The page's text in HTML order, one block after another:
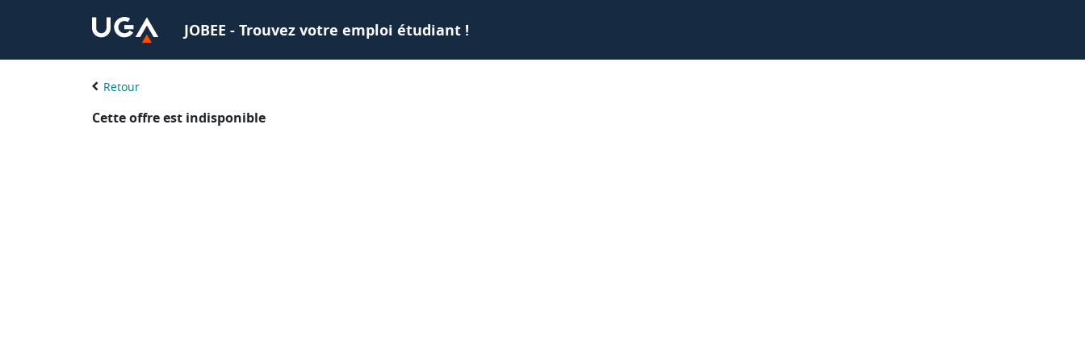
JOBEE - Trouvez votre emploi étudiant !
Retour
Cette offre est indisponible